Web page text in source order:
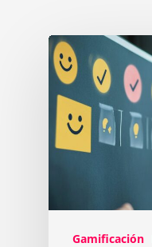
Gamificación